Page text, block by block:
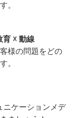
。
育 ☓ 動線
様の問題をどの
。
ニケーションメデ